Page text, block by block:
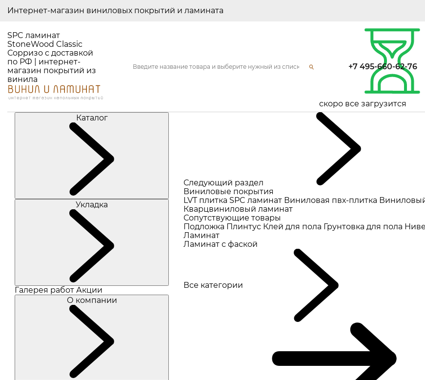
Интернет-магазин виниловых покрытий и ламината
SPC ламинат
StoneWood Classic
Сорризо с доставкой
по РФ | интернет-
магазин покрытий из
винила
скоро все загрузится
+7 495-660-62-76
Каталог
Укладка
Галерея работ Акции
О компании
Следующий раздел
Виниловые покрытия
LVT плитка SPC ламинат Виниловая пвх-плитка
Кварцвиниловый ламинат
Сопутствующие товары
Подложка Плинтус Клей для пола Грунтовка для пола
Ламинат
Ламинат с фаской
Все катeгории